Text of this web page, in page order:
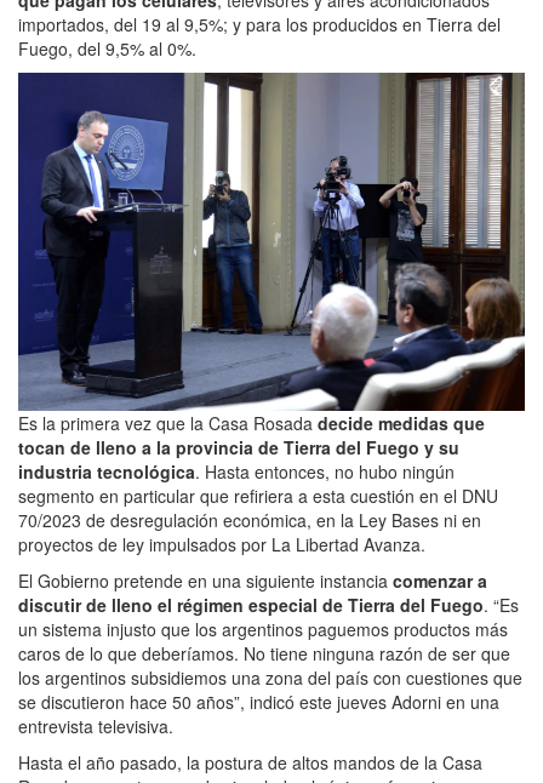
importados, del 19 al 9,5%; y para los producidos en Tierra del
Fuego, del 9,5% al 0%.
Es la primera vez que la Casa Rosada decide medidas que
tocan de lleno a la provincia de Tierra del Fuego y su
industria tecnológica. Hasta entonces, no hubo ningún
segmento en particular que refiriera a esta cuestión en el DNU
70/2023 de desregulación económica, en la Ley Bases ni en
proyectos de ley impulsados por La Libertad Avanza.
El Gobierno pretende en una siguiente instancia comenzar a
discutir de lleno el régimen especial de Tierra del Fuego. “Es
un sistema injusto que los argentinos paguemos productos más
caros de lo que deberíamos. No tiene ninguna razón de ser que
los argentinos subsidiemos una zona del país con cuestiones que
se discutieron hace 50 años”, indicó este jueves Adorni en una
entrevista televisiva.
Hasta el año pasado, la postura de altos mandos de la Casa